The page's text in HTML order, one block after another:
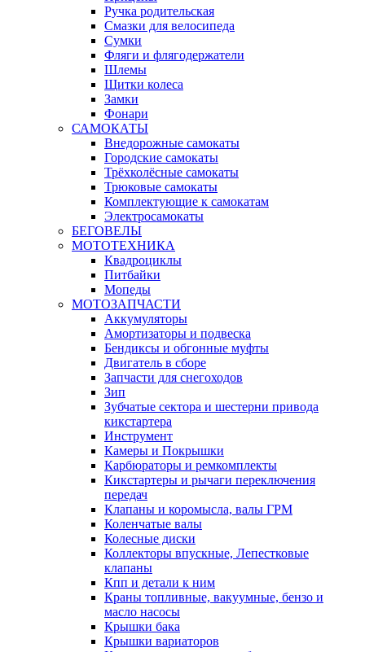
Ручка родительская
Смазки для велосипеда
Сумки
Фляги и флягодержатели
Шлемы
Щитки колеса
Замки
Фонари
САМОКАТЫ
Внедорожные самокаты
Городские самокаты
Трёхколёсные самокаты
Трюковые самокаты
Комплектующие к самокатам
Электросамокаты
БЕГОВЕЛЫ
МОТОТЕХНИКА
Квадроциклы
Питбайки
Мопеды
МОТОЗАПЧАСТИ
Аккумуляторы
Амортизаторы и подвеска
Бендиксы и обгонные муфты
Двигатель в сборе
Запчасти для снегоходов
Зип
Зубчатые сектора и шестерни привода
кикстартера
Инструмент
Камеры и Покрышки
Карбюраторы и ремкомплекты
Кикстартеры и рычаги переключения
передач
Клапаны и коромысла, валы ГРМ
Коленчатые валы
Колесные диски
Коллекторы впускные, Лепестковые
клапаны
Кпп и детали к ним
Краны топливные, вакуумные, бензо и
масло насосы
Крышки бака
Крышки вариаторов